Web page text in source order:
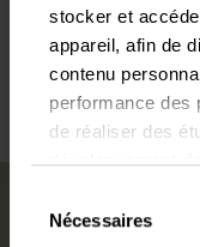
stocker et
appareil, afin de
contenu
performance des
de réaliser des
développement
finalités. Vous
Nécessaires
Services
: